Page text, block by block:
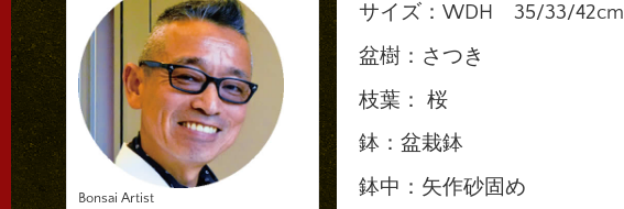
サイズ：WDH 35/33/42cm
盆樹：さつき
枝葉： 桜
鉢：盆栽鉢
鉢中：矢作砂固め
Bonsai Artist